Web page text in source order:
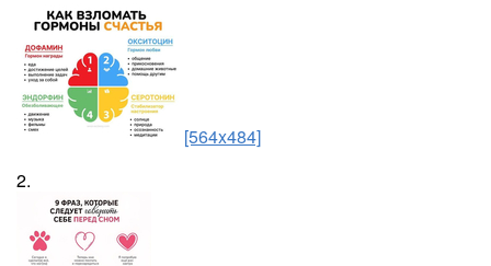
[564x484]
2.